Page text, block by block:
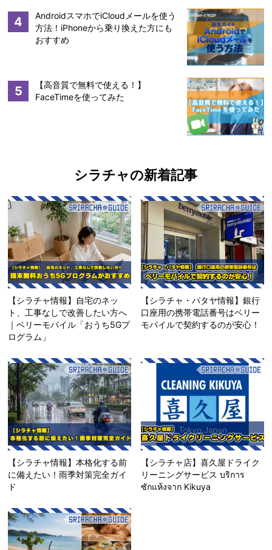
4
AndroidスマホでiCloudメールを使う
方法！iPhoneから乗り換えた方にも
おすすめ
5
【高音質で無料で使える！】
FaceTimeを使ってみた
シラチャの新着記事
【シラチャ情報】自宅のネッ
ト、工事なしで改善したい方へ
｜ベリーモバイル「おうち5Gプ
ログラム」
【シラチャ・パタヤ情報】銀行
口座用の携帯電話番号はベリー
モバイルで契約するのが安心！
【シラチャ情報】本格化する前
に備えたい！雨季対策完全ガイ
ド
【シラチャ店】喜久屋ドライク
リーニングサービス บริการ
ซักแห้งจาก Kikuya